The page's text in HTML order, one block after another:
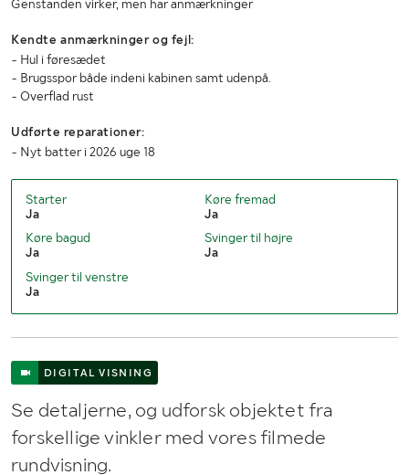
Genstanden virker, men har anmærkninger
Kendte anmærkninger og fejl:
- Hul i føresædet
- Brugsspor både indeni kabinen samt udenpå.
- Overflad rust
Udførte reparationer:
- Nyt batter i 2026 uge 18
Starter
Ja
Køre fremad
Ja
Køre bagud
Ja
Svinger til højre
Ja
Svinger til venstre
Ja
DIGITAL VISNING
Se detaljerne, og udforsk objektet fra
forskellige vinkler med vores filmede
rundvisning.